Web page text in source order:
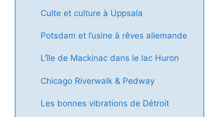
Culte et culture à Uppsala
Potsdam et l’usine à rêves allemande
L’île de Mackinac dans le lac Huron
Chicago Riverwalk & Pedway
Les bonnes vibrations de Détroit